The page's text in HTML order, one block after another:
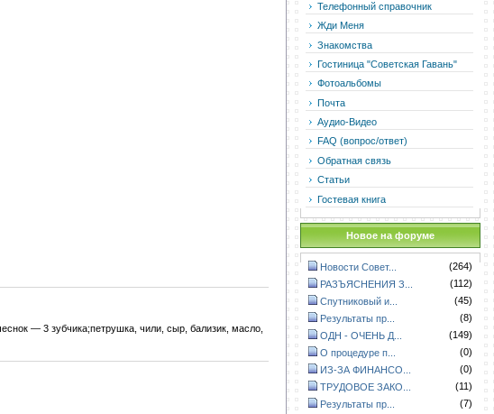
— 3 зубчика;петрушка, чили, сыр, бализик, масло,
Телефонный справочник
Жди Меня
Знакомства
Гостиница "Советская Гавань"
Фотоальбомы
Почта
Аудио-Видео
FAQ (вопрос/ответ)
Обратная связь
Статьи
Гостевая книга
Новое на форуме
Новости Совет...
(264)
РАЗЪЯСНЕНИЯ З...
(112)
Спутниковый и...
(45)
Результаты пр...
(8)
ОДН - ОЧЕНЬ Д...
(149)
О процедуре п...
(0)
ИЗ-ЗА ФИНАНСО...
(0)
ТРУДОВОЕ ЗАКО...
(11)
Результаты пр...
(7)